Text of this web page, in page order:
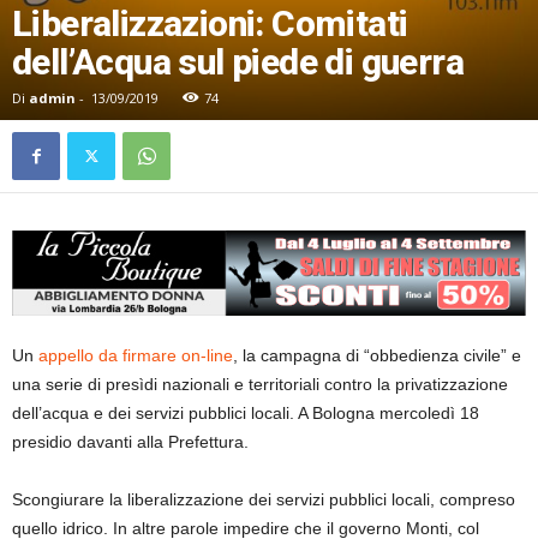
Liberalizzazioni: Comitati
dell’Acqua sul piede di guerra
Di admin - 13/09/2019 74
Un appello da firmare on-line , la campagna di “obbedienza civile” e
una serie di presìdi nazionali e territoriali contro la privatizzazione
dell’acqua e dei servizi pubblici locali. A Bologna mercoledì 18
presidio davanti alla Prefettura.
Scongiurare la liberalizzazione dei servizi pubblici locali, compreso
quello idrico. In altre parole impedire che il governo Monti, col